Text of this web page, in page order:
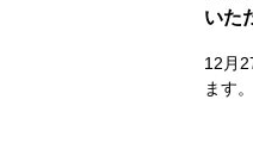
いた
12月
ます。